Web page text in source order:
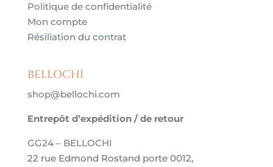
Politique de confidentialité
Mon compte
Résiliation du contrat
BELLOCHI
shop@bellochi.com
Entrepôt d’expédition / de retour
GG24 – BELLOCHI
22 rue Edmond Rostand porte 0012,